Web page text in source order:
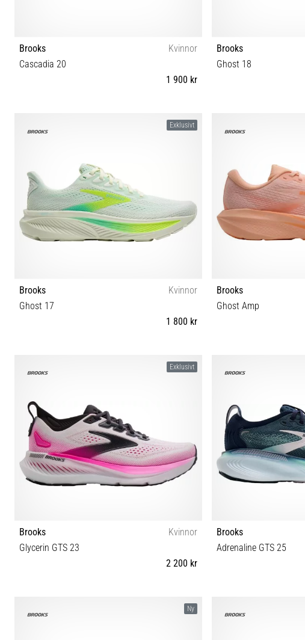
Brooks
Kvinnor
Cascadia 20
1 900 kr
Brooks
Ghost 18
36 36½ 37½ 38 38½ 39
Exklusivt
Brooks
Kvinnor
Ghost 17
1 800 kr
36 36½ 37½ 38 38½ 39 40 40½ 41 42 42½ 43 44 44½
Brooks
Ghost Amp
36 36½ 37½ 38 38½
Exklusivt
Brooks
Kvinnor
Glycerin GTS 23
2 200 kr
Brooks
Adrenaline GTS 25
35½ 36 37½ 38 38½ 39
Ny